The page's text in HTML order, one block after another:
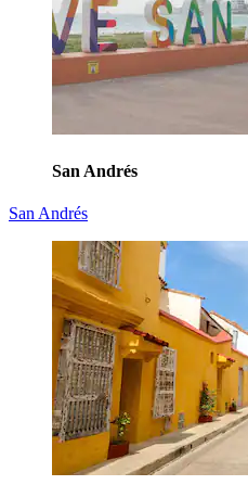
San Andrés
San Andrés